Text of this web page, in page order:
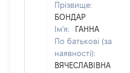
Прізвище:
БОНДАР
Ім'я:
ГАННА
По батькові (за
наявності):
ВЯЧЕСЛАВІВНА